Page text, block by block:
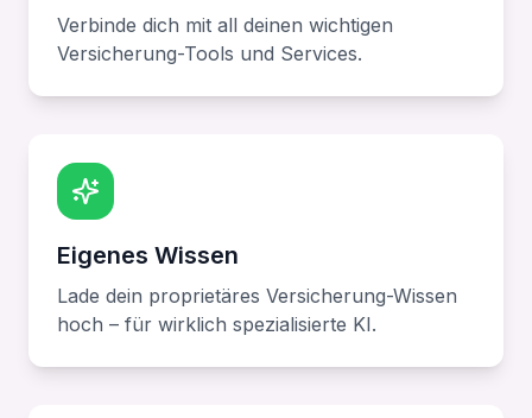
Verbinde dich mit all deinen wichtigen
Versicherung-Tools und Services.
Eigenes Wissen
Lade dein proprietäres Versicherung-Wissen
hoch – für wirklich spezialisierte KI.